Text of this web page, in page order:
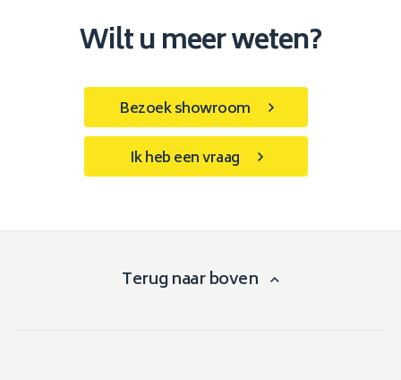
Wilt u meer weten?
Bezoek showroom
Ik heb een vraag
Terug naar boven